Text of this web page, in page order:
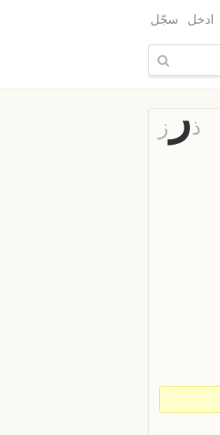
ادخل سجّل
ذر ز